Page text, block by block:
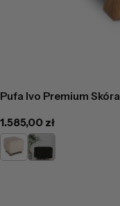
Pufa Ivo Premium
Cena
regularna
1.585,00 zł
KremowaCzarna